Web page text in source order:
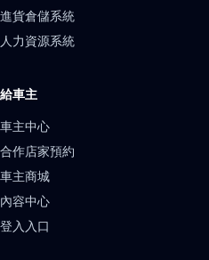
進貨倉儲系統
人力資源系統
給車主
車主中心
合作店家預約
車主商城
內容中心
登入入口